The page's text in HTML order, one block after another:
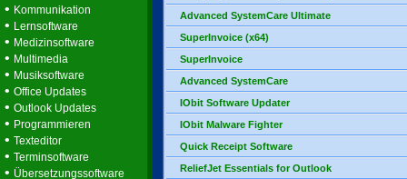
• Kommunikation
• Lernsoftware
• Medizinsoftware
• Multimedia
• Musiksoftware
• Office Updates
• Outlook Updates
• Programmieren
• Texteditor
• Terminsoftware
• Übersetzungssoftware
Advanced SystemCare Ultimate
SuperInvoice (x64)
SuperInvoice
Advanced SystemCare
IObit Software Updater
IObit Malware Fighter
Quick Receipt Software
ReliefJet Essentials for Outlook